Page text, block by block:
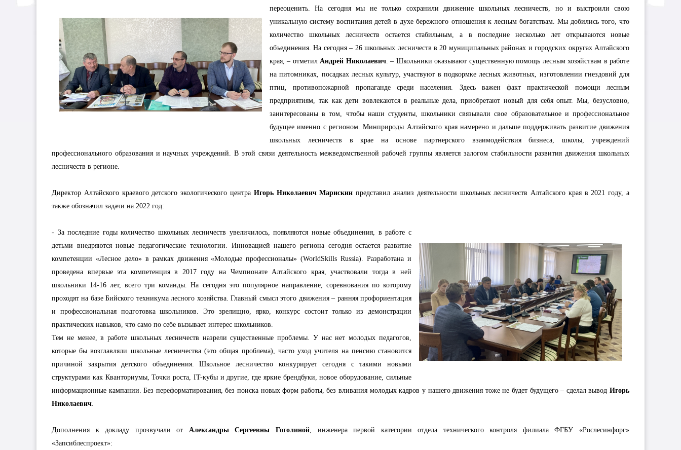
переоценить. На сегодня мы не только сохранили движение школьных лесничеств, но и выстроили свою
уникальную систему воспитания детей в духе бережного отношения к лесным богатствам. Мы добились того, что
количество школьных лесничеств остается стабильным, а в последние несколько лет открываются новые
объединения. На сегодня – 26 школьных лесничеств в 20 муниципальных районах и городских округах Алтайского
края, – отметилАндрей Николаевич. – Школьники оказывают существенную помощь лесным хозяйствам в работе
на питомниках, посадках лесных культур, участвуют в подкормке лесных животных, изготовлении гнездовий для
птиц, противопожарной пропаганде среди населения. Здесь важен факт практической помощи лесным
предприятиям, так как дети вовлекаются в реальные дела, приобретают новый для себя опыт. Мы, безусловно,
заинтересованы в том, чтобы наши студенты, школьники связывали свое образовательное и профессиональное
будущее именно с регионом. Минприроды Алтайского края намерено и дальше поддерживать развитие движения
школьных лесничеств в крае на основе партнерского взаимодействия бизнеса, школы, учреждений
профессионального образования и научных учреждений. В этой связи деятельность межведомственной рабочей группы является залогом стабильности развития движения школьных
лесничеств в регионе.
Директор Алтайского краевого детского экологического центра Игорь Николаевич Марискин представил анализ деятельности школьных лесничеств Алтайского края в 2021 году, а
также обозначил задачи на 2022 год:
- За последние годы количество школьных лесничеств увеличилось, появляются новые объединения, в работе с
детьми внедряются новые педагогические технологии. Инновацией нашего региона сегодня остается развитие
компетенции «Лесное дело» в рамках движения «Молодые профессионалы» (WorldSkills Russia). Разработана и
проведена впервые эта компетенция в 2017 году на Чемпионате Алтайского края, участвовали тогда в ней
школьники 14-16 лет, всего три команды. На сегодня это популярное направление, соревнования по которому
проходят на базе Бийского техникума лесного хозяйства. Главный смысл этого движения – ранняя профориентация
и профессиональная подготовка школьников. Это зрелищно, ярко, конкурс состоит только из демонстрации
практических навыков, что само по себе вызывает интерес школьников.
Тем не менее, в работе школьных лесничеств назрели существенные проблемы. У нас нет молодых педагогов,
которые бы возглавляли школьные лесничества (это общая проблема), часто уход учителя на пенсию становится
причиной закрытия детского объединения. Школьное лесничество конкурирует сегодня с такими новыми
структурами как Кванториумы, Точки роста, IT-кубы и другие, где яркие брендбуки, новое оборудование, сильные
информационные кампании. Без переформатирования, без поиска новых форм работы, без вливания молодых кадров у нашего движения тоже не будет будущего – сделал вывод Игорь
Николаевич.
Дополнения к докладу прозвучали от Александры Сергеевны Гоголиной, инженера первой категории отдела технического контроля филиала ФГБУ «Рослесинфорг»
«Запсиблеспроект»: